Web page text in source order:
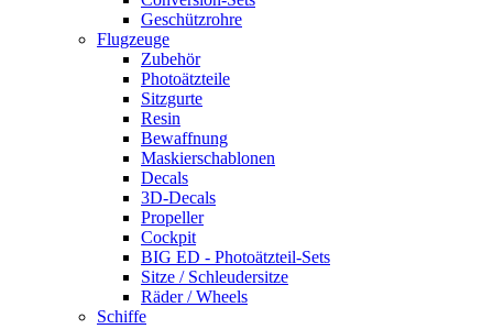
Geschützrohre
Flugzeuge
Zubehör
Photoätzteile
Sitzgurte
Resin
Bewaffnung
Maskierschablonen
Decals
3D-Decals
Propeller
Cockpit
BIG ED - Photoätzteil-Sets
Sitze / Schleudersitze
Räder / Wheels
Schiffe